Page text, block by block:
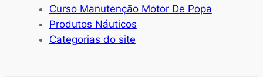
Curso Manutenção Motor De Popa
Produtos Náuticos
Categorias do site